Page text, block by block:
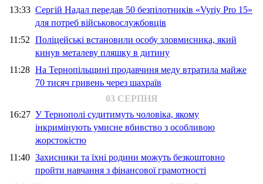
13:33 Сергій Надал передав 50 безпілотників «Vyriy Pro 15»
для потреб військовослужбовців
11:52 Поліцейські встановили особу зловмисника, який
кинув металеву пляшку в дитину
11:28 На Тернопільщині продавчиня меду втратила майже
70 тисяч гривень через шахраїв
03 СЕРПНЯ
16:27 У Тернополі судитимуть чоловіка, якому
інкримінують умисне вбивство з особливою
жорстокістю
11:40 Захисники та їхні родини можуть безкоштовно
пройти навчання з фінансової грамотності